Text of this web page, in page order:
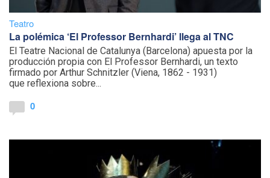
Teatro
La polémica ‘El Professor Bernhardi’ llega al TNC
El Teatre Nacional de Catalunya (Barcelona) apuesta por la
producción propia con El Professor Bernhardi, un texto
firmado por Arthur Schnitzler (Viena, 1862 - 1931)
que reflexiona sobre...
0